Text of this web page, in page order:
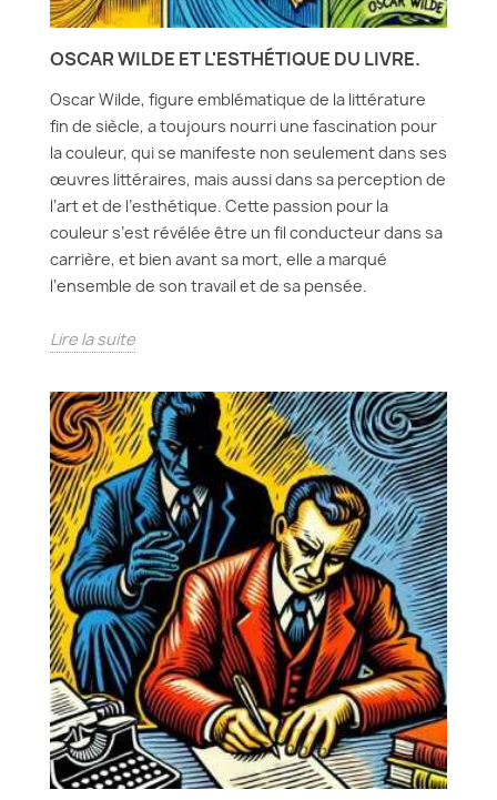
OSCAR WILDE ET L'ESTHÉTIQUE DU LIVRE.
Oscar Wilde, figure emblématique de la littérature
fin de siècle, a toujours nourri une fascination pour
la couleur, qui se manifeste non seulement dans ses
œuvres littéraires, mais aussi dans sa perception de
l’art et de l’esthétique. Cette passion pour la
couleur s’est révélée être un fil conducteur dans sa
carrière, et bien avant sa mort, elle a marqué
l’ensemble de son travail et de sa pensée.
Lire la suite